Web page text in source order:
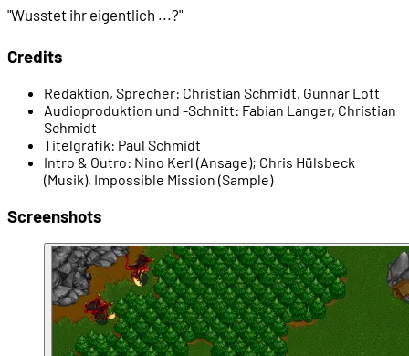
00:17:15 Alle spielen Dune 2
00:19:29
00:21:50 Entscheidung für ein Fantasy-Szenario
00:23:24 Inspiration: Warhammer
00:25:13
00:29:27 Team und Design des ersten Warcraft
00:32:13 Starke Orientierung an Dune 2
"Wusstet ihr eigentlich ...?"
Credits
Redaktion, Sprecher: Christian Schmidt, Gunnar Lott
Audioproduktion und -Schnitt: Fabian Langer, Christian
Schmidt
Titelgrafik: Paul Schmidt
Intro & Outro: Nino Kerl (Ansage); Chris Hülsbeck
(Musik), Impossible Mission (Sample)
Screenshots